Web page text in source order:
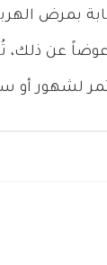
بمرض
وعوضاً عن
لشهور أو